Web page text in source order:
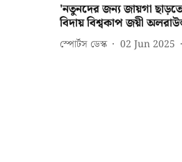
'নতুনদের জন্য জায়গা
বিদায় বিশ্বকাপ জয়ী
স্পোর্টস ডেস্ক 02 Jun 2025